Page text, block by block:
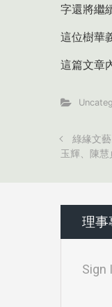
字還將繼
這位樹華
這篇文章
綠緣文
玉輝、陳慧
理事
Sign